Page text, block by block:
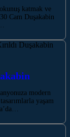
katmak ve
Cam Duşakabin
modern
yaşam